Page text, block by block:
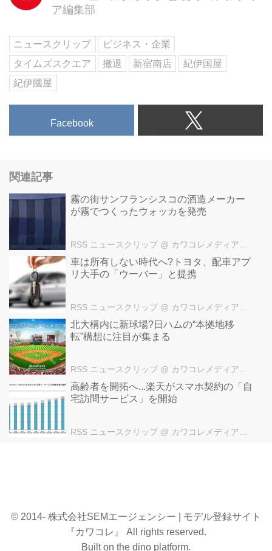
ア編集部
ニュースクリップ
ビジネス・企業
タイムズスクエア
撤退 新宿南店
紀伊国屋
紀伊國屋
Facebook
関連記事
霧の街サンフランシスコの酒造メーカー
が霧でつくったウォッカを発売
RSS ニュースクリップ @ カワコレメディア編集部
車は所有しない時代へ?トヨタ、配車アプ
リ大手の「ウーバー」と提携
RSS ニュースクリップ @ カワコレメディア編集部
北大構内に新球場?日ハムの“本拠地移
転”構想に注目が集まる
RSS ニュースクリップ @ カワコレメディア編集部
高齢者を開拓へ...楽天がスマホ契約の「自
宅訪問サービス」を開始
RSS ニュースクリップ @ カワコレメディア編集部
© 2014- 株式会社SEMエージェンシー | モデル登録サイト
『カワコレ』 All rights reserved.
Built on the dino platform.